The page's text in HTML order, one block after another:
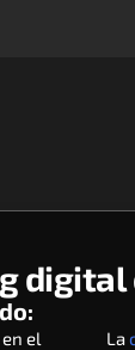
digital
el
La